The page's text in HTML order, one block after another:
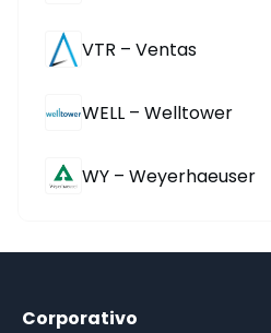
VTR – Ventas
WELL – Welltower
WY – Weyerhaeuser
Corporativo